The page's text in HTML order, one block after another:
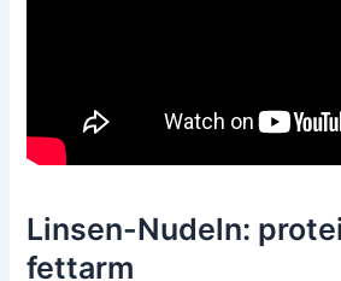
Linsen-Nudeln:
fettarm